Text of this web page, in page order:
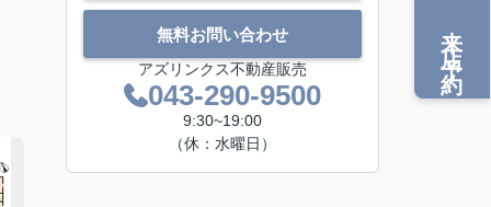
無料お問い合わせ
アズリンクス不動産販売
043-290-9500
9:30~19:00
（休：水曜日）
来店予約